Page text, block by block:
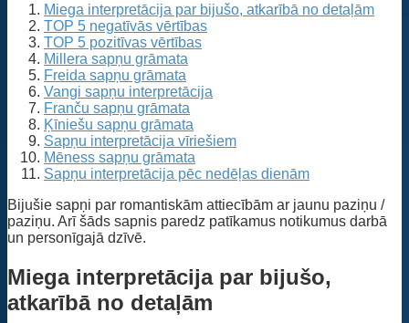
Miega interpretācija par bijušo, atkarībā no detaļām
TOP 5 negatīvās vērtības
TOP 5 pozitīvas vērtības
Millera sapņu grāmata
Freida sapņu grāmata
Vangi sapņu interpretācija
Franču sapņu grāmata
Ķīniešu sapņu grāmata
Sapņu interpretācija vīriešiem
Mēness sapņu grāmata
Sapņu interpretācija pēc nedēļas dienām
Bijušie sapņi par romantiskām attiecībām ar jaunu paziņu /
paziņu. Arī šāds sapnis paredz patīkamus notikumus darbā
un personīgajā dzīvē.
Miega interpretācija par bijušo,
atkarībā no detaļām